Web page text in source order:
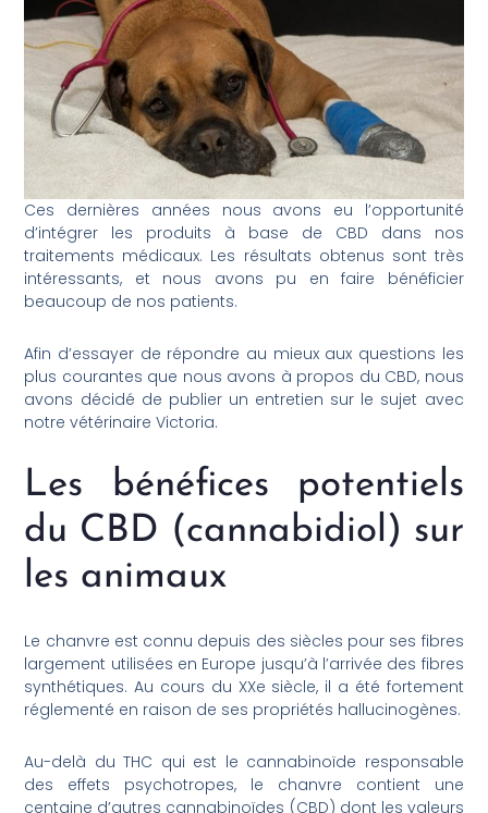
Ces dernières années nous avons eu l’opportunité
d’intégrer les produits à base de CBD dans nos
traitements médicaux. Les résultats obtenus sont très
intéressants, et nous avons pu en faire bénéficier
beaucoup de nos patients.
Afin d’essayer de répondre au mieux aux questions les
plus courantes que nous avons à propos du CBD, nous
avons décidé de publier un entretien sur le sujet avec
notre vétérinaire Victoria.
Les bénéfices potentiels
du CBD (cannabidiol) sur
les animaux
Le chanvre est connu depuis des siècles pour ses fibres
largement utilisées en Europe jusqu’à l’arrivée des fibres
synthétiques. Au cours du XXe siècle, il a été fortement
réglementé en raison de ses propriétés hallucinogènes.
Au-delà du THC qui est le cannabinoïde responsable
des effets psychotropes, le chanvre contient une
centaine d’autres cannabinoïdes (CBD) dont les valeurs